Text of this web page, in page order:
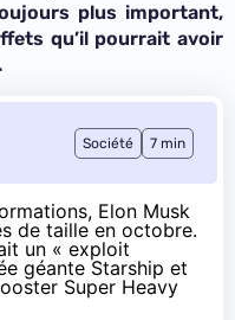
plus important,
qu’il pourrait avoir
Société 7 min
Elon Musk
de taille en octobre.
un « exploit
géante Starship et
Super Heavy